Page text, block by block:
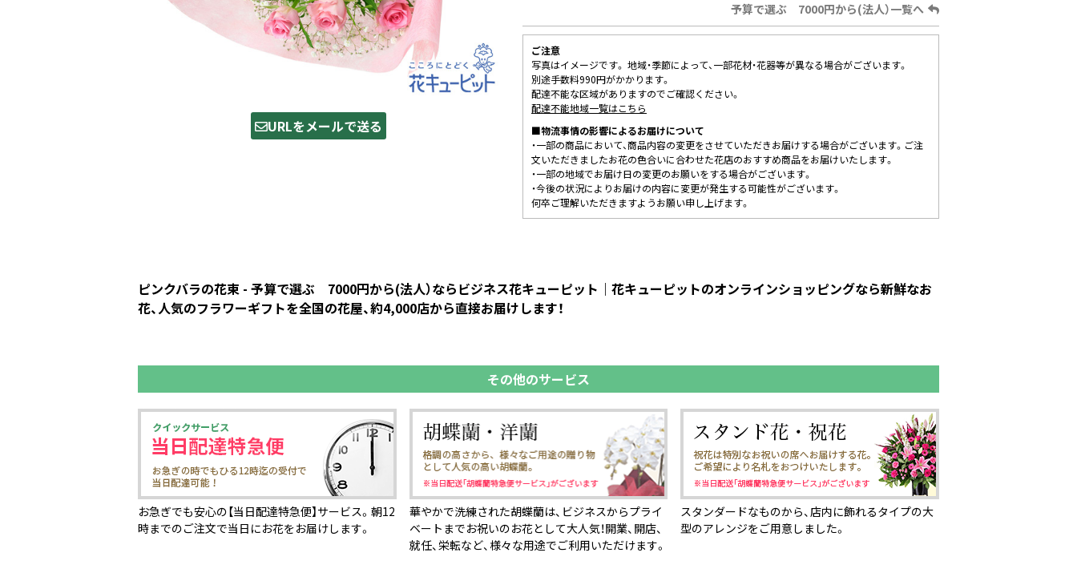
URLをメールで送る
予算で選ぶ 7000円から(法人）一覧へ
ご注意
写真はイメージです。 地域・季節によって、一部花材・花器等が異なる場合がございます。
別途手数料990円がかかります。
配達不能な区域がありますのでご確認ください。
配達不能地域一覧はこちら
■物流事情の影響によるお届けについて
・一部の商品において、商品内容の変更をさせていただきお届けする場合がございます。ご注
文いただきましたお花の色合いに合わせた花店のおすすめ商品をお届けいたします。
・一部の地域でお届け日の変更のお願いをする場合がございます。
・今後の状況によりお届けの内容に変更が発生する可能性がございます。
何卒ご理解いただきますようお願い申し上げます。
ピンクバラの花束 - 予算で選ぶ 7000円から(法人）ならビジネス花キューピット｜花キューピットのオンラインショッピングなら新鮮なお
花、人気のフラワーギフトを全国の花屋、約4,000店から直接お届けします！
その他のサービス
お急ぎでも安心の【当日配達特急便】サービス。朝12
時までのご注文で当日にお花をお届けします。
華やかで洗練された胡蝶蘭は、ビジネスからプライ
ベートまでお祝いのお花として大人気！開業、開店、
就任、栄転など、様々な用途でご利用いただけます。
スタンダードなものから、店内に飾れるタイプの大
型のアレンジをご用意しました。